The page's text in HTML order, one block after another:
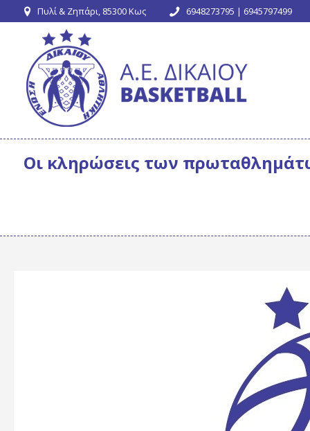
Πυλί & Ζηπάρι, 85300 Κως 6948273795 | 6945797499
Οι κληρώσεις των